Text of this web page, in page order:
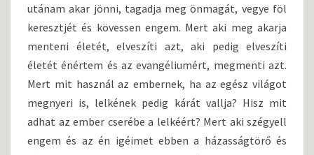
utánam akar jönni, tagadja meg önmagát, vegye föl
keresztjét és kövessen engem. Mert aki meg akarja
menteni életét, elveszíti azt, aki pedig elveszíti
életét énértem és az evangéliumért, megmenti azt.
Mert mit használ az embernek, ha az egész világot
megnyeri is, lelkének pedig kárát vallja? Hisz mit
adhat az ember cserébe a lelkéért? Mert aki szégyell
engem és az én igéimet ebben a házasságtörő és